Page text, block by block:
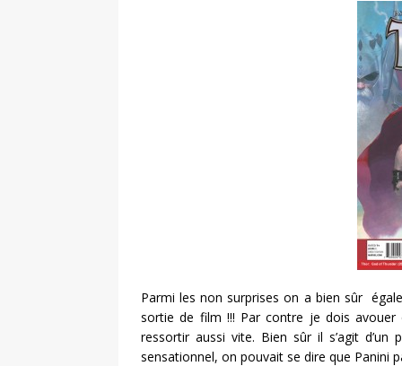
Parmi les non surprises on a bien sûr
sortie de film !!! Par contre je dois avouer
ressortir aussi vite. Bien sûr il s’agit d’un
sensationnel, on pouvait se dire que Panini